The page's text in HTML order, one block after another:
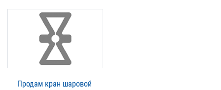
Продам кран шаровой